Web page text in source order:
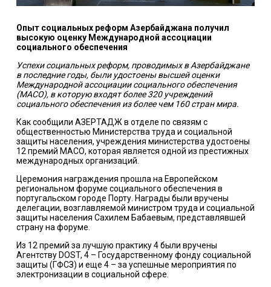
Опыт социальных реформ Азербайджана получил
высокую оценку Международной ассоциации
социального обеспечения
Успехи социальных реформ, проводимых в Азербайджане
в последние годы, были удостоены высшей оценки
Международной ассоциации социального обеспечения
(МАСО), в которую входят более 320 учреждений
социального обеспечения из более чем 160 стран мира.
Как сообщили АЗЕРТАДЖ в отделе по связям с
общественностью Министерства труда и социальной
защиты населения, учреждения министерства удостоены
12 премий МАСО, которая является одной из престижных
международных организаций.
Церемония награждения прошла на Европейском
региональном форуме социального обеспечения в
португальском городе Порту. Награды были вручены
делегации, возглавляемой министром труда и социальной
защиты населения Сахилем Бабаевым, представлявшей
страну на форуме.
Из 12 премий за лучшую практику 4 были вручены
Агентству DOST, 4 – Государственному фонду социальной
защиты (ГФСЗ) и еще 4 – за успешные мероприятия по
электронизации в социальной сфере.